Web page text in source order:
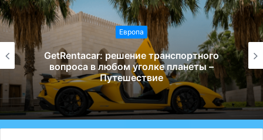
Европа
GetRentacar: решение транспортного
вопроса в любом уголке планеты –
Путешествие